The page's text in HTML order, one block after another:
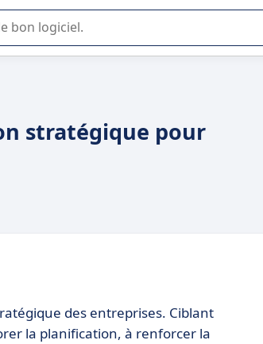
de logiciel SaaS en entreprise.
stratégique pour
des entreprises. Ciblant
la planification, à renforcer la